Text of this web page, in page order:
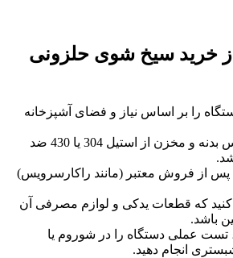
خرید سیخ شوی حلزونی
را بر اساس نیاز و فضای آشپزخانه
مطمئن شوید جنس بدنه و مخزن از استیل 304 یا 430 ضد
پس از فروش معتبر (مانند راکارسرویس)
کنید که قطعات یدکی و لوازم مصرفی آن
باشد.
عملی دستگاه را در شوروم یا
انجام دهید.